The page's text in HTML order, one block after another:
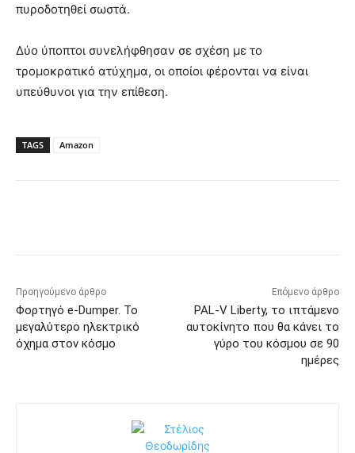
πυροδοτηθεί σωστά.
Δύο ύποπτοι συνελήφθησαν σε σχέση με το
τρομοκρατικό ατύχημα, οι οποίοι φέρονται να είναι
υπεύθυνοι για την επίθεση.
TAGS Amazon
Προηγούμενο άρθρο
Φορτηγό e-Dumper. Το
μεγαλύτερο ηλεκτρικό
όχημα στον κόσμο
Επόμενο άρθρο
PAL-V Liberty, το ιπτάμενο
αυτοκίνητο που θα κάνει το
γύρο του κόσμου σε 90
ημέρες